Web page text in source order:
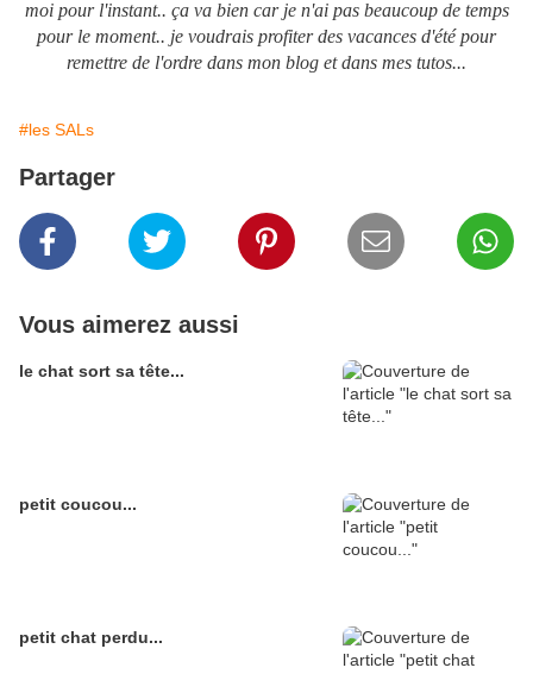
moi pour l'instant.. ça va bien car je n'ai pas beaucoup de temps
pour le moment.. je voudrais profiter des vacances d'été pour
remettre de l'ordre dans mon blog et dans mes tutos...
#les SALs
Partager
Vous aimerez aussi
le chat sort sa tête...
petit coucou...
petit chat perdu...